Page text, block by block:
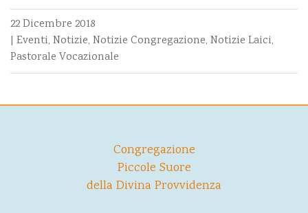
22 Dicembre 2018
| Eventi, Notizie, Notizie Congregazione, Notizie Laici,
Pastorale Vocazionale
Congregazione
Piccole Suore
della Divina Provvidenza